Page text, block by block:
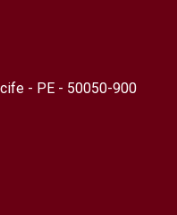
- PE - 50050-900